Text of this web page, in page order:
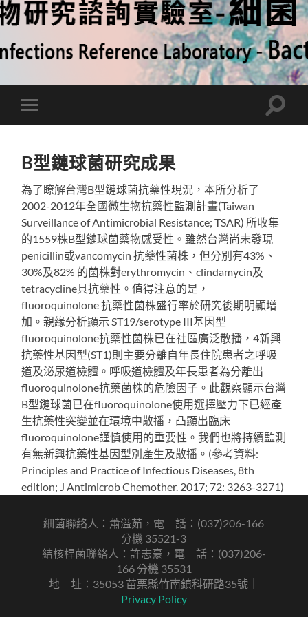
Toggle
mobile
Toggle
B型鏈球菌研究成果
為了瞭解台灣B型鏈球菌抗藥性現況，本所分析了
2002-2012年全國微生物抗藥性監測計畫(Taiwan
Surveillance of Antimicrobial Resistance; TSAR) 所收集
的1559株B型鏈球菌藥物感受性。雖然台灣尚未發現
penicillin或vancomycin 抗藥性菌株，但分別有43%、
30%及82% 的菌株對erythromycin、clindamycin及
tetracycline具抗藥性。值得注意的是，
fluoroquinolone 抗藥性菌株盛行率於研究後期明顯增
加。親緣分析顯示 ST19/serotype III基因型
fluoroquinolone抗藥性菌株已在社區廣泛散播，4新興
抗藥性基因型(ST1)則主要分離自年長住院患者之呼吸
道及泌尿道檢體。呼吸道檢體及年長患者為分離出
fluoroquinolone抗藥菌株的危險因子。此觀察顯示台灣
B型鏈球菌已在fluoroquinolone使用選擇壓力下已經產
生抗藥性突變並在環境中散播，凸顯出臨床
fluoroquinolone謹慎使用的重要性。我們也將持續監測
有無新興抗藥性基因型別產生及散播。(參考資料:
Principles and Practice of Infectious Diseases, 8th
edition; J Antimicrob Chemother. 2017; 72: 3263-3271)
細菌聯絡人：蕭溢茹，電 話：(037)206-166
分機 35521-3
結核桿菌聯絡人：許志豪，電 話：(037)206-
166 分機 35531
地 址：35053 苗栗縣竹南鎮科研路35號｜
Privacy Policy